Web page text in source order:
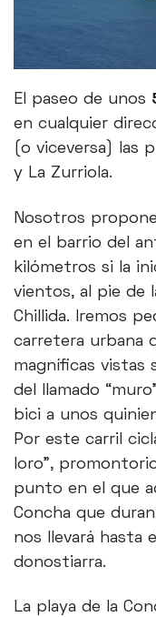
El paseo de unos
en cualquier
(o viceversa) las
y La Zurriola.
Nosotros
en el barrio del
kilómetros si la
vientos, al pie de
Chillida. Iremos
carretera urbana
magníficas vistas
del llamado
bici a unos
Por este carril
loro”,
punto en el que
Concha que
nos llevará hasta
donostiarra.
La playa de la